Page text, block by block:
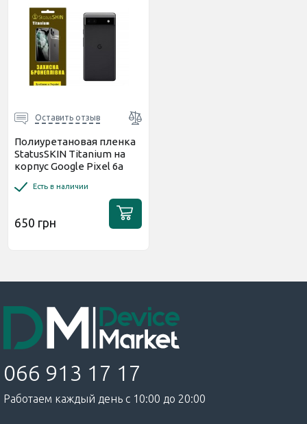
Оставить отзыв
Полиуретановая пленка
StatusSKIN Titanium на
корпус Google Pixel 6a
Есть в наличии
650 грн
066 913 17 17
Работаем каждый день с 10:00 до 20:00